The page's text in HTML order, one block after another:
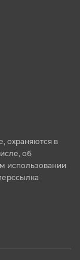
охраняются в
об
использовании